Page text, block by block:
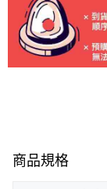
商品規格